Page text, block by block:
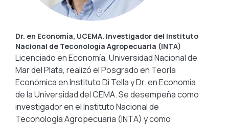
Dr. en Economía, UCEMA. Investigador del Instituto
Nacional de Teconología Agropecuaria (INTA)
Licenciado en Economía, Universidad Nacional de
Mar del Plata, realizó el Posgrado en Teoría
Económica en Instituto Di Tella y Dr. en Economía
de la Universidad del CEMA. Se desempeña como
investigador en el Instituto Nacional de
Teconología Agropecuaria (INTA) y como